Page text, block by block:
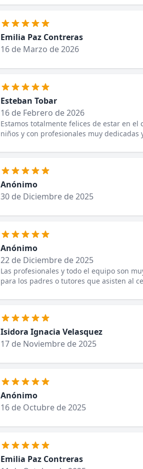
Emilia Paz Contreras
16 de Marzo de 2026
Esteban Tobar
16 de Febrero de 2026
Estamos totalmente felices de estar en
niños y con profesionales muy
Anónimo
30 de Diciembre de 2025
Anónimo
22 de Diciembre de 2025
Las profesionales y todo el equipo son
para los padres o tutores que asisten al
Isidora Ignacia Velasquez
17 de Noviembre de 2025
Anónimo
16 de Octubre de 2025
Emilia Paz Contreras